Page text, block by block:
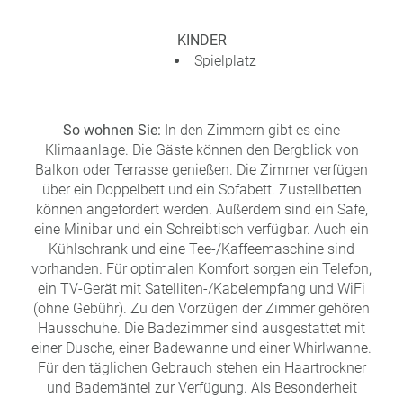
KINDER
Spielplatz
So wohnen Sie: In den Zimmern gibt es eine
Klimaanlage. Die Gäste können den Bergblick von
Balkon oder Terrasse genießen. Die Zimmer verfügen
über ein Doppelbett und ein Sofabett. Zustellbetten
können angefordert werden. Außerdem sind ein Safe,
eine Minibar und ein Schreibtisch verfügbar. Auch ein
Kühlschrank und eine Tee-/Kaffeemaschine sind
vorhanden. Für optimalen Komfort sorgen ein Telefon,
ein TV-Gerät mit Satelliten-/Kabelempfang und WiFi
(ohne Gebühr). Zu den Vorzügen der Zimmer gehören
Hausschuhe. Die Badezimmer sind ausgestattet mit
einer Dusche, einer Badewanne und einer Whirlwanne.
Für den täglichen Gebrauch stehen ein Haartrockner
und Bademäntel zur Verfügung. Als Besonderheit